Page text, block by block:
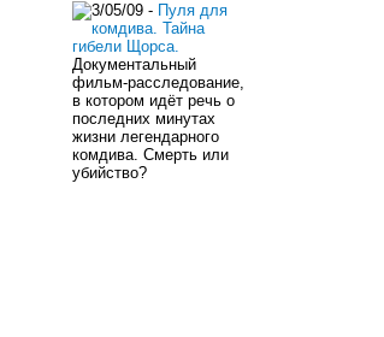
3/05/09 - Пуля для
комдива. Тайна
гибели Щорса.
Документальный
фильм-расследование,
в котором идёт речь о
последних минутах
жизни легендарного
комдива. Смерть или
убийство?